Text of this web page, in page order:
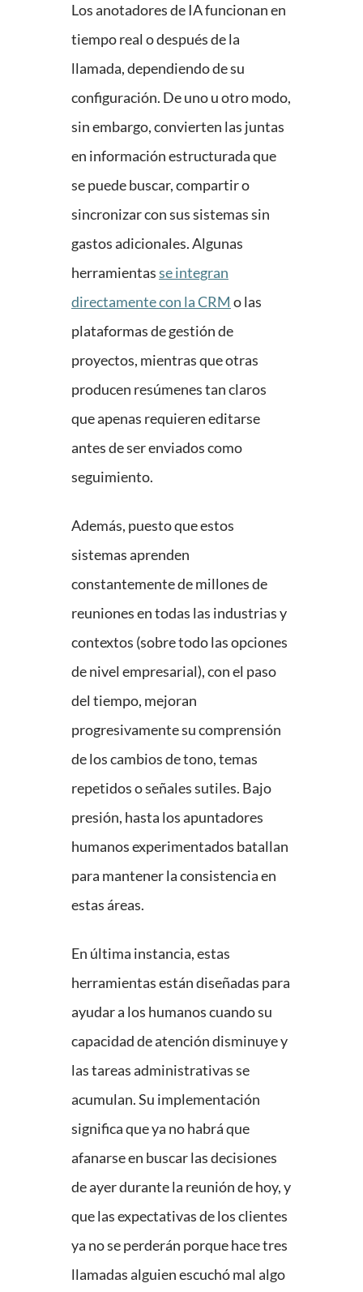
Los anotadores de IA funcionan en
tiempo real o después de la
llamada, dependiendo de su
configuración. De uno u otro modo,
sin embargo, convierten las juntas
en información estructurada que
se puede buscar, compartir o
sincronizar con sus sistemas sin
gastos adicionales. Algunas
herramientasse integran
directamente con la CRM o las
plataformas de gestión de
proyectos, mientras que otras
producen resúmenes tan claros
que apenas requieren editarse
antes de ser enviados como
seguimiento.
Además, puesto que estos
sistemas aprenden
constantemente de millones de
reuniones en todas las industrias y
contextos (sobre todo las opciones
de nivel empresarial), con el paso
del tiempo, mejoran
progresivamente su comprensión
de los cambios de tono, temas
repetidos o señales sutiles. Bajo
presión, hasta los apuntadores
humanos experimentados batallan
para mantener la consistencia en
estas áreas.
En última instancia, estas
herramientas están diseñadas para
ayudar a los humanos cuando su
capacidad de atención disminuye y
las tareas administrativas se
acumulan. Su implementación
significa que ya no habrá que
afanarse en buscar las decisiones
de ayer durante la reunión de hoy, y
que las expectativas de los clientes
ya no se perderán porque hace tres
llamadas alguien escuchó mal algo